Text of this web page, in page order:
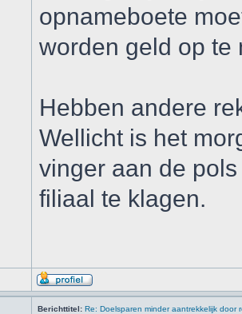
opnameboete
worden geld op te
Hebben andere
Wellicht is het
vinger aan de
filiaal te klagen.
Berichttitel: Re: Doelsparen minder aantrekkelijk door